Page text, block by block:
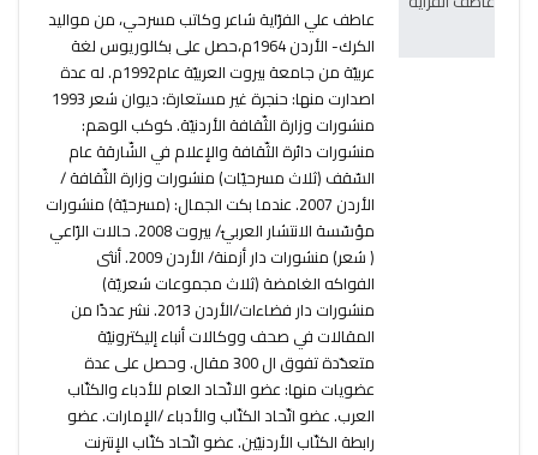
عاطف علي الفرّاية شاعر وكاتب مسرحي، من مواليد
الكرك- الأردن 1964م،حصل على بكالوريوس لغة
عربيّة من جامعة بيروت العربيّة عام1992م. له عدة
اصدارت منها: حنجرة غير مستعارة: ديوان شعر 1993
منشورات وزارة الثّقافة الأردنيّة. كوكب الوهم:
منشورات دائرة الثّقافة والإعلام في الشّارقة عام
السّقف (ثلاث مسرحيّات) منشورات وزارة الثّقافة /
الأردن 2007. عندما بكت الجمال: (مسرحيّة) منشورات
مؤسّسة الانتشار العربيّ/ بيروت 2008. حالات الرّاعي
( شعر) منشورات دار أزمنة/ الأردن 2009. أنثى
الفواكه الغامضة (ثلاث مجموعات شعريّة)
منشورات دار فضاءات/الأردن 2013. نشر عددًا من
المقالات في صحف ووكالات أنباء إليكترونيّة
متعدّدة تفوق ال 300 مقال. وحصل على عدة
عضويات منها: عضو الاتّحاد العام للأدباء والكتّاب
العرب. عضو اتّحاد الكتّاب والأدباء /الإمارات. عضو
رابطة الكتّاب الأردنيّين. عضو اتّحاد كتّاب الإنترنت